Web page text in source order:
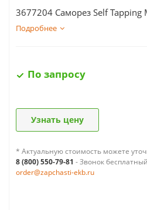
3677204 Саморез Self Tapping
Подробнее
По запросу
Узнать цену
* Актуальную стоимость можете
8 (800) 550-79-81 - Звонок бесплатный
order@zapchasti-ekb.ru